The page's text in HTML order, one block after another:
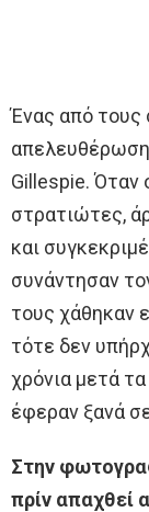
Ένας από τους
Gillespie. Όταν
στρατιώτες,
και
συνάντησαν
τους χάθηκαν
τότε δεν
χρόνια μετά
έφεραν ξανά
Στην
πρίν απαχθεί